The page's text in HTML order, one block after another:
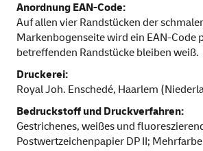
Anordnung EAN-Code:
Auf allen vier Randstücken der
Markenbogenseite wird ein EAN-Code
betreffenden Randstücke bleiben weiß.
Druckerei:
Royal Joh. Enschedé, Haarlem
Bedruckstoff und Druckverfahren:
Gestrichenes, weißes und
Postwertzeichenpapier DP II;